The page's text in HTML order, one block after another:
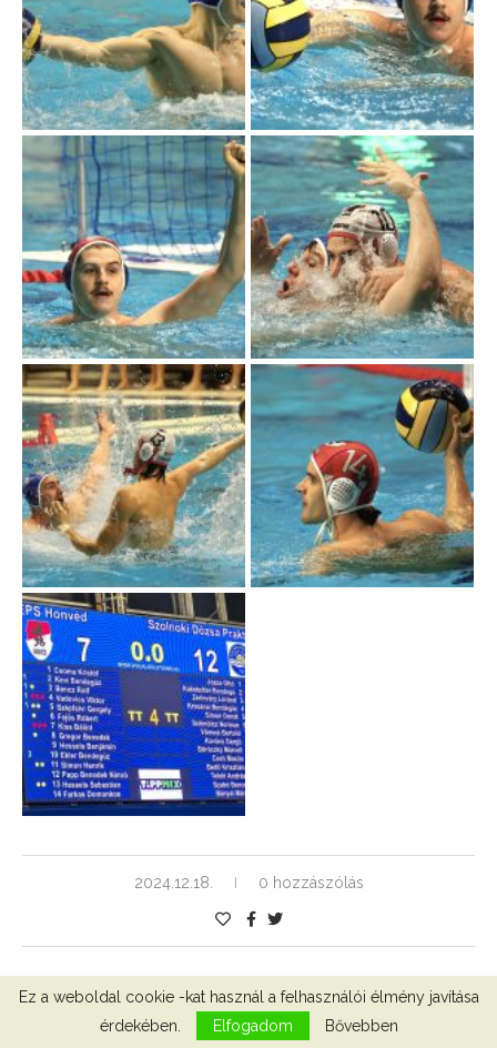
2024.12.18. 0 hozzászólás
Ez a weboldal cookie -kat használ a felhasználói élmény javítása
érdekében.
Elfogadom Bővebben